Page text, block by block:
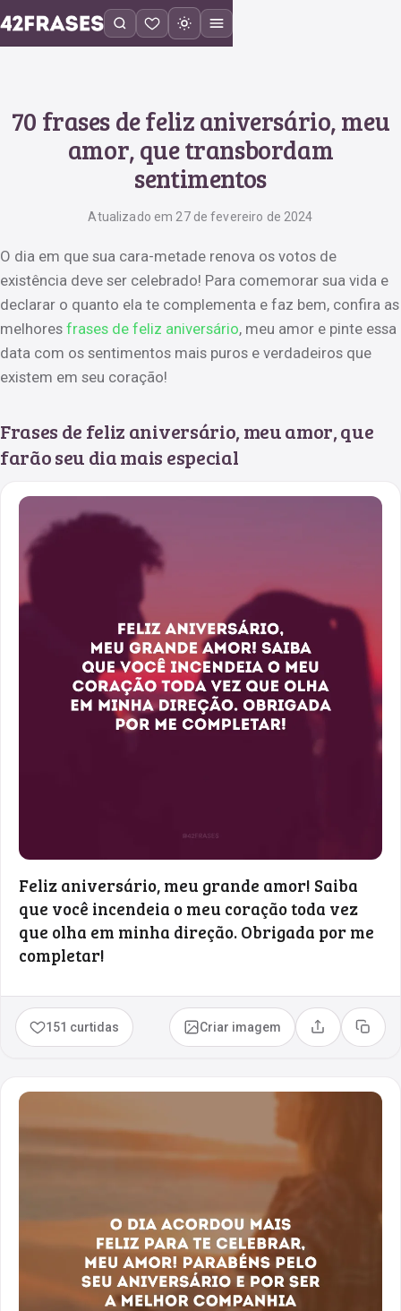
70 frases de feliz aniversário, meu
amor, que transbordam
sentimentos
Atualizado em 27 de fevereiro de 2024
O dia em que sua cara-metade renova os votos de
existência deve ser celebrado! Para comemorar sua vida e
declarar o quanto ela te complementa e faz bem, confira as
melhores frases de feliz aniversário, meu amor e pinte essa
data com os sentimentos mais puros e verdadeiros que
existem em seu coração!
Frases de feliz aniversário, meu amor, que
farão seu dia mais especial
Feliz aniversário, meu grande amor! Saiba
que você incendeia o meu coração toda vez
que olha em minha direção. Obrigada por me
completar!
151 curtidas Criar imagem Compartilhar
Copiar